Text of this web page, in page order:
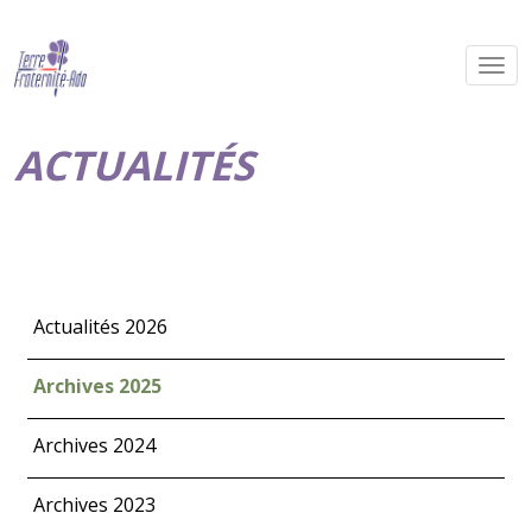
ACTUALITÉS
Actualités 2026
Archives 2025
Archives 2024
Archives 2023